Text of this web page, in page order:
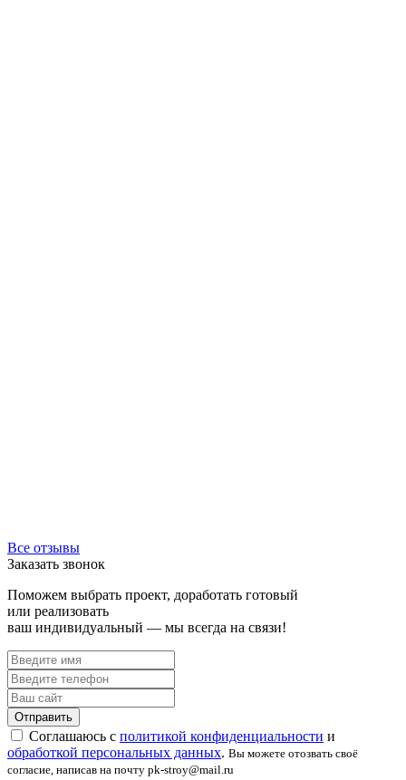
Все отзывы
Заказать звонок
Поможем выбрать проект, доработать готовый
или реализовать
ваш индивидуальный — мы всегда на связи!
Соглашаюсь с политикой конфиденциальности и
обработкой персональных данных. Вы можете отозвать своё
согласие, написав на почту pk-stroy@mail.ru